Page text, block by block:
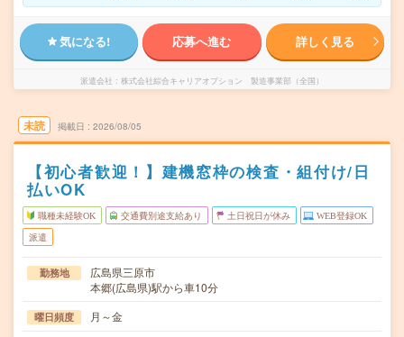
気になる! 応募へ進む 詳しく見る
派遣会社 株式会社綜合キャリアオプション 製造事業部（全国）
未読 掲載日 2026/08/05
【初心者歓迎！】建機窓枠の検査・組付け/日
払いOK
職種未経験OK 交通費別途支給あり 土日祝日が休み WEB登録OK
派遣
勤務地
広島県三原市
本郷(広島県)駅から車10分
曜日頻度 月～金